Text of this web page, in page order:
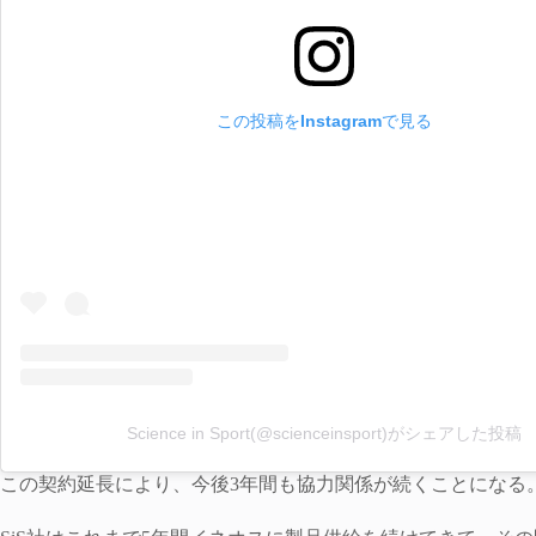
この投稿をInstagramで見る
Science in Sport(@scienceinsport)がシェアした投稿
この契約延長により、今後3年間も協力関係が続くことになる